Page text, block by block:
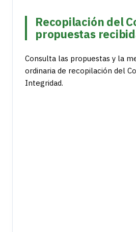
Recopilación del
propuestas
Consulta las propuestas y la
ordinaria de recopilación del
Integridad.